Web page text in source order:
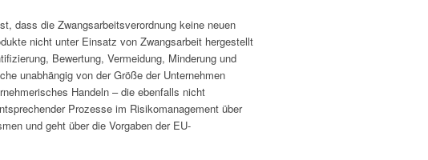
dass die Zwangsarbeitsverordnung keine neuen
nicht unter Einsatz von Zwangsarbeit hergestellt
Bewertung, Vermeidung, Minderung und
unabhängig von der Größe der Unternehmen
Handeln – die ebenfalls nicht
Prozesse im Risikomanagement über
und geht über die Vorgaben der EU-